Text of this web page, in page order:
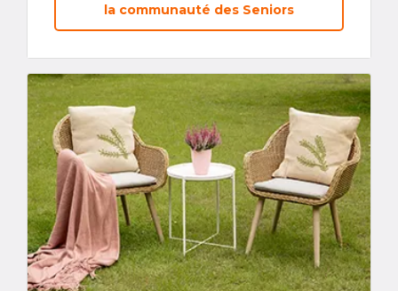
la communauté des Seniors